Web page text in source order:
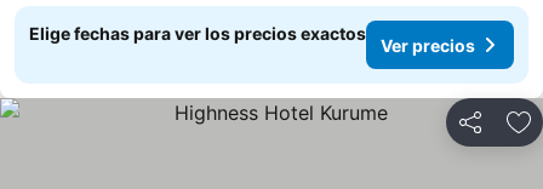
Elige fechas para ver los precios exactos
Ver precios
Compartir